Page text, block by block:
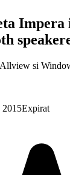
Impera
si
2015Expirat